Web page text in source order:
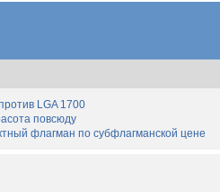
LGA 1700
повсюду
флагман по субфлагманской цене